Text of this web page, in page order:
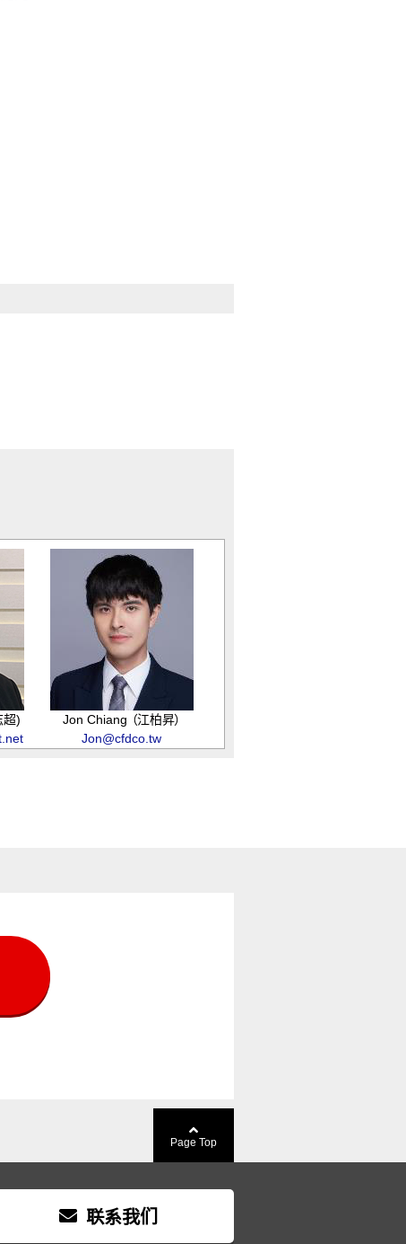
超)
Jon Chiang （江柏昇）
Jon@cfdco.tw
Page Top
联系我们